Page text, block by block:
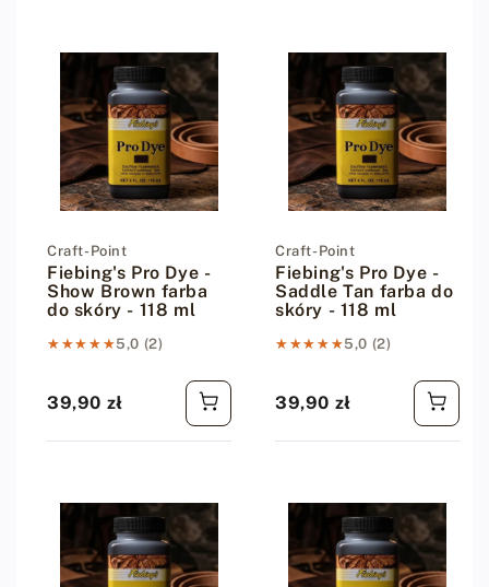
Dostawca:
Craft-Point
Fiebing's Pro Dye -
Show Brown farba
do skóry - 118 ml
★★★★★
★★★★★5,0 (2)
Cena regularna
39,90 zł
Dostawca:
Craft-Point
Fiebing's Pro Dye -
Saddle Tan farba do
skóry - 118 ml
★★★★★
★★★★★5,0 (2)
Cena regularna
39,90 zł